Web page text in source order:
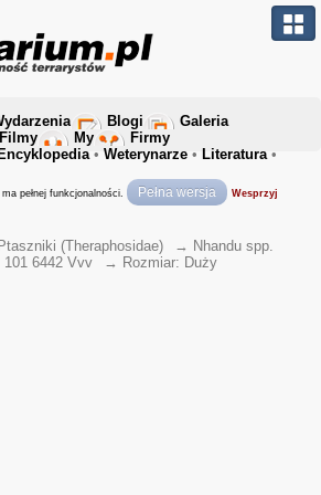
Blogi
Galeria
Filmy My
Firmy
Encyklopedia• Weterynarze • Literatura•
pełnej funkcjonalności. Pełna wersja Wesprzyj
Ptaszniki (Theraphosidae) → Nhandu spp.
101 6442 Vvv → Rozmiar: Duży